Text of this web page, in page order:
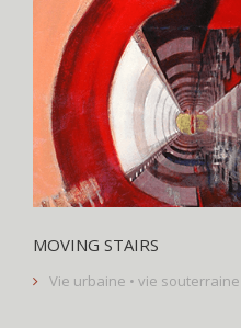
MOVING STAIRS
Vie urbaine • vie souterraine